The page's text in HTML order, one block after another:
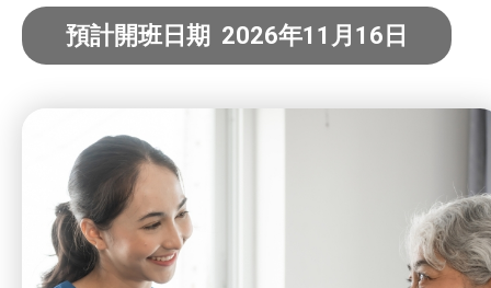
就業及求職
特別服務項目
最新消息
服務單位及聯絡
預計開班日期 2026年11月16日